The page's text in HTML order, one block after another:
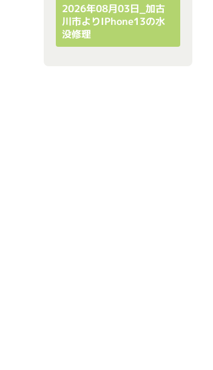
2026年08月03日_加古
川市よりiPhone13の水
没修理